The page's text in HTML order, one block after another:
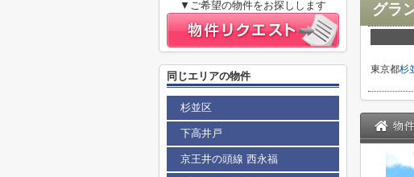
グラ
東京都杉
物
▼ご希望の物件をお探しします
同じエリアの物件
杉並区
下高井戸
京王井の頭線 西永福